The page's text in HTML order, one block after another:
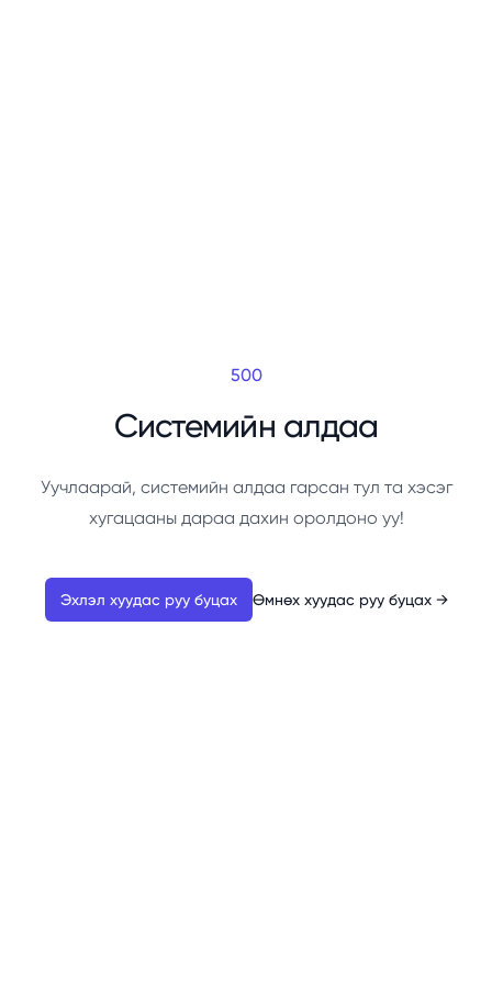
500
Системийн алдаа
Уучлаарай, системийн алдаа гарсан тул та хэсэг
хугацааны дараа дахин оролдоно уу!
Эхлэл хуудас руу буцах Өмнөх хуудас руу буцах →